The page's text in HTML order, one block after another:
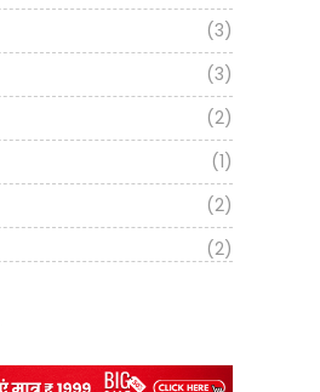
(3)
(3)
(2)
(1)
(2)
(2)